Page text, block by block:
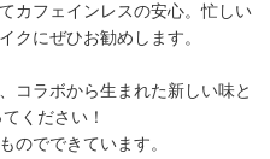
カフェインレスの安心。忙しい
クにぜひお勧めします。
コラボから生まれた新しい味と
ください！
のでできています。